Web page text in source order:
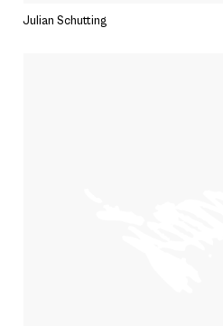
Julian Schutting